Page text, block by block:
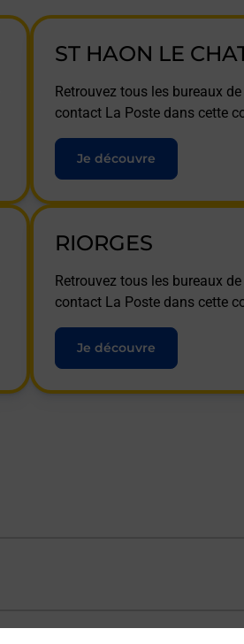
ST HAON LE
Retrouvez tous les bureaux
contact La Poste dans cette
Je découvre
RIORGES
Retrouvez tous les bureaux
contact La Poste dans cette
Je découvre